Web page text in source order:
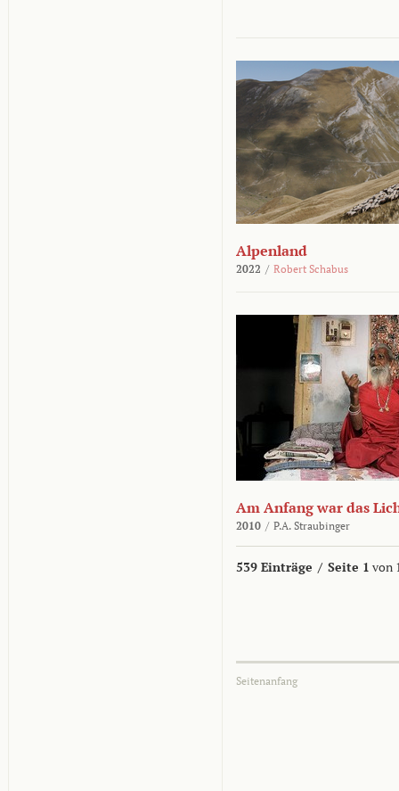
Alpenland
2022 / Robert Schabus
Am Anfang war das
2010 / P.A. Straubinger
539 Einträge / Seite 1 von
Seitenanfang